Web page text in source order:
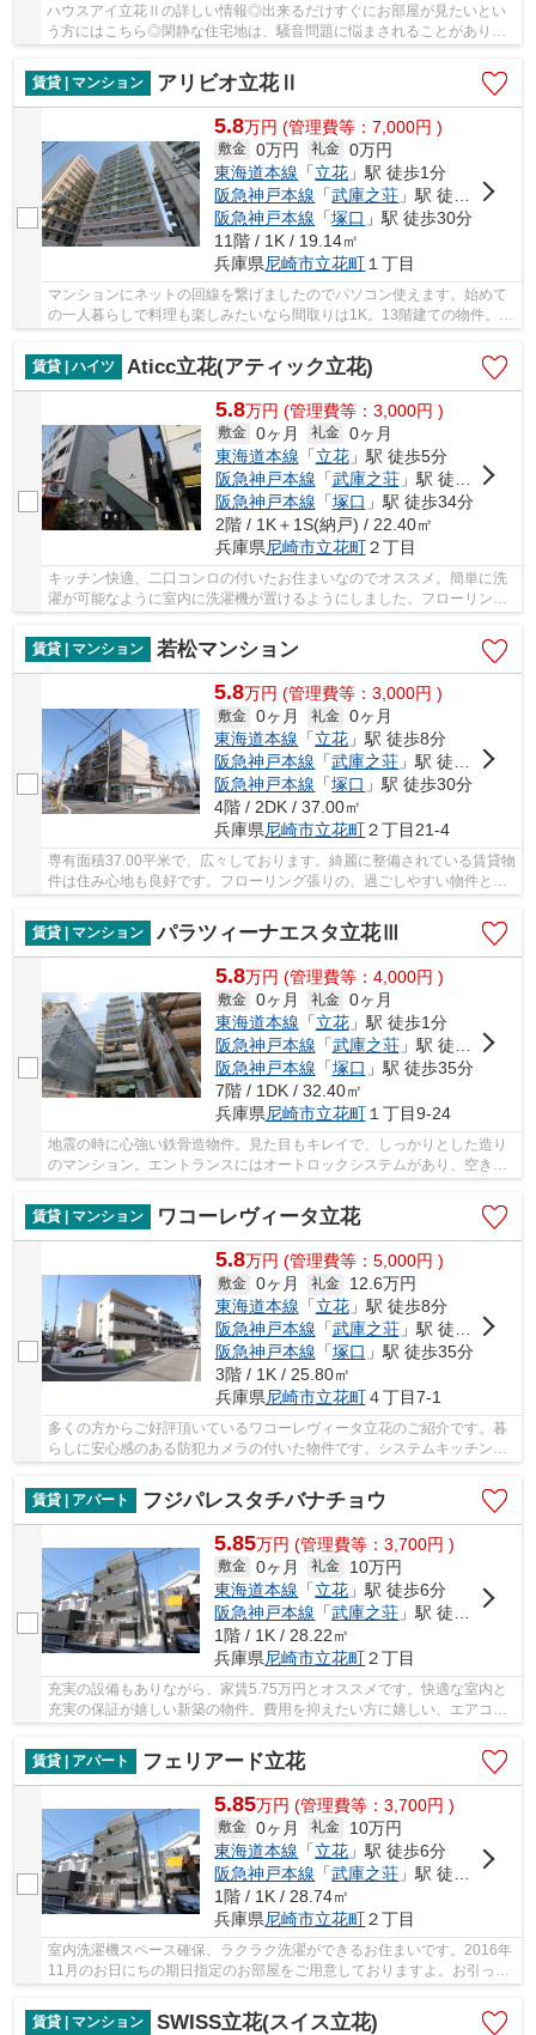
ハウスアイ立花Ⅱの詳しい情報◎出来るだけすぐにお部屋が見たいとい
う方にはこちら◎閑静な住宅地は、騒音問題に悩まされることがありま
せん◎2口コンロがあることで料理の幅が広がります...
賃貸 | マンション
アリビオ立花Ⅱ
5.8万円 (管理費等：7,000円 )
敷金 0万円 礼金 0万円
東海道本線 「立花 」駅 徒歩1分
阪急神戸本線 「武庫之荘 」駅 徒歩25分
阪急神戸本線 「塚口 」駅 徒歩30分
11階 / 1K / 19.14㎡
兵庫県尼崎市立花町 １丁目
マンションにネットの回線を繋げましたのでパソコン使えます。始めて
の一人暮らしで料理も楽しみたいなら間取りは1K。13階建ての物件。毎
日のお洗濯も楽にできるバルコニーのある物件...
賃貸 | ハイツ
Aticc立花(アティック立花)
5.8万円 (管理費等：3,000円 )
敷金 0ヶ月 礼金 0ヶ月
東海道本線 「立花」駅 徒歩5分
阪急神戸本線 「武庫之荘」駅 徒歩20分
阪急神戸本線 「塚口 」駅 徒歩34分
2階 / 1K＋1S(納戸) / 22.40㎡
兵庫県尼崎市立花町２丁目
キッチン快適、二口コンロの付いたお住まいなのでオススメ。簡単に洗
濯が可能なように室内に洗濯機が置けるようにしました。フローリング
張りの物件は、自然の風合いが魅力的です。エ...
賃貸 | マンション
若松マンション
5.8万円 (管理費等：3,000円 )
敷金 0ヶ月 礼金 0ヶ月
東海道本線 「立花 」駅 徒歩8分
阪急神戸本線 「武庫之荘 」駅 徒歩26分
阪急神戸本線 「塚口 」駅 徒歩30分
4階 / 2DK / 37.00㎡
兵庫県尼崎市立花町２丁目21-4
専有面積37.00平米で、広々しております。綺麗に整備されている賃貸物
件は住み心地も良好です。フローリング張りの、過ごしやすい物件とな
賃貸 | マンション
パラツィーナエスタ立花Ⅲ
5.8万円 (管理費等：4,000円 )
敷金 0ヶ月 礼金 0ヶ月
東海道本線 「立花」駅 徒歩1分
阪急神戸本線 「武庫之荘」駅 徒歩25分
阪急神戸本線 「塚口 」駅 徒歩35分
7階 / 1DK / 32.40㎡
兵庫県尼崎市立花町１丁目9-24
地震の時に心強い鉄骨造物件。見た目もキレイで、しっかりとした造り
のマンション。エントランスにはオートロックシステムがあり、空き巣
賃貸 | マンション
ワコーレヴィータ立花
5.8万円 (管理費等：5,000円 )
敷金 0ヶ月 礼金
12.6万円
東海道本線 「立花」駅 徒歩8分
阪急神戸本線 「武庫之荘」駅 徒歩19分
阪急神戸本線 「塚口 」駅 徒歩35分
3階 / 1K / 25.80㎡
兵庫県尼崎市立花町４丁目7-1
多くの方からご好評頂いているワコーレヴィータ立花のご紹介です。暮
らしに安心感のある防犯カメラの付いた物件です。システムキッチンが
賃貸 | アパート
フジパレスタチバナチョウ
5.85万円 (管理費等：3,700円 )
敷金 0ヶ月 礼金
10万円
東海道本線 「立花 」駅 徒歩6分
阪急神戸本線 「武庫之荘 」駅 徒歩21分
1階 / 1K / 28.22㎡
兵庫県尼崎市立花町２丁目
充実の設備もありながら、家賃5.75万円とオススメです。快適な室内と
充実の保証が嬉しい新築の物件。費用を抑えたい方に嬉しい、エアコン
賃貸 | アパート
フェリアード立花
5.85万円 (管理費等：3,700円 )
敷金 0ヶ月 礼金
10万円
東海道本線 「立花 」駅 徒歩6分
阪急神戸本線 「武庫之荘 」駅 徒歩21分
1階 / 1K / 28.74㎡
兵庫県尼崎市立花町２丁目
室内洗濯機スペース確保、ラクラク洗濯ができるお住まいです。2016年
11月のお日にちの期日指定のお部屋をご用意しておりますよ。お引っ越
し後のサポートも充実したアパート物件。フロ...
賃貸 | マンション
SWISS立花(スイス立花)